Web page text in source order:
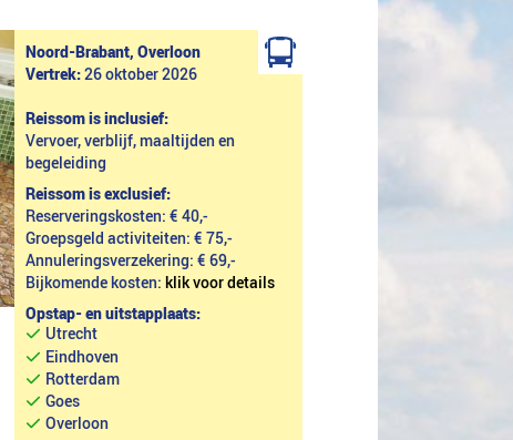
Noord-Brabant, Overloon
Vertrek:26 oktober 2026
Reissom is inclusief:
Vervoer, verblijf, maaltijden en
begeleiding
Reissom is exclusief:
Reserveringskosten: € 40,-
Groepsgeld activiteiten: € 75,-
Annuleringsverzekering: € 69,-
Bijkomende kosten: klik voor details
Opstap- en uitstapplaats:
Utrecht
Eindhoven
Rotterdam
Goes
Overloon